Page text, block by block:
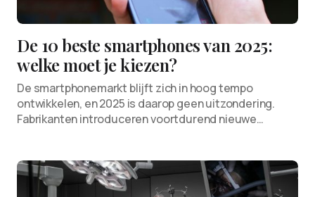
De 10 beste smartphones van 2025:
welke moet je kiezen?
De smartphonemarkt blijft zich in hoog tempo
ontwikkelen, en 2025 is daarop geen uitzondering.
Fabrikanten introduceren voortdurend nieuwe…